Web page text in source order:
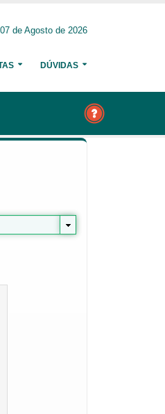
de Agosto de 2026
DÚVIDAS